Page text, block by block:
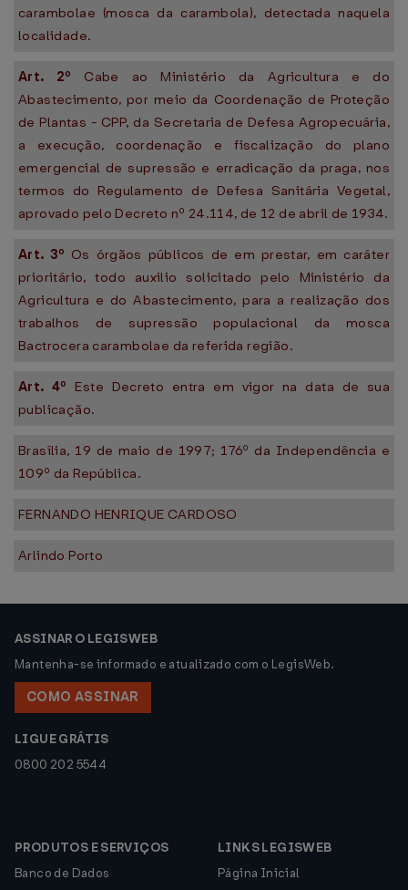
carambolae (mosca da carambola), detectada naquela
localidade.
Art. 2º Cabe ao Ministério da Agricultura e do
Abastecimento, por meio da Coordenação de Proteção
de Plantas - CPP, da Secretaria de Defesa Agropecuária,
a execução, coordenação e fiscalização do plano
emergencial de supressão e erradicação da praga, nos
termos do Regulamento de Defesa Sanitária Vegetal,
aprovado pelo Decreto nº 24.114, de 12 de abril de 1934.
Art. 3º Os órgãos públicos de em prestar, em caráter
prioritário, todo auxilio solicitado pelo Ministério da
Agricultura e do Abastecimento, para a realização dos
trabalhos de supressão populacional da mosca
Bactrocera carambolae da referida região.
Art. 4º Este Decreto entra em vigor na data de sua
publicação.
Brasília, 19 de maio de 1997; 176º da Independência e
109º da República.
FERNANDO HENRIQUE CARDOSO
Arlindo Porto
ASSINAR O LEGISWEB
Mantenha-se informado e atualizado com o LegisWeb.
COMO ASSINAR
LIGUE GRÁTIS
0800 202 5544
PRODUTOS E SERVIÇOS
Banco de Dados
LINKS LEGISWEB
Página Inicial